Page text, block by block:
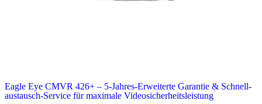
Eagle Eye CMVR 426+ – 5-Jahres-Erweiterte Garantie & Schnell­
austausch-Service für maximale Video­sicherheits­leistung